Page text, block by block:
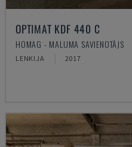
OPTIMAT KDF 440 C
HOMAG - MALUMA SAVIENOTĀJS
LENKIJA 2017